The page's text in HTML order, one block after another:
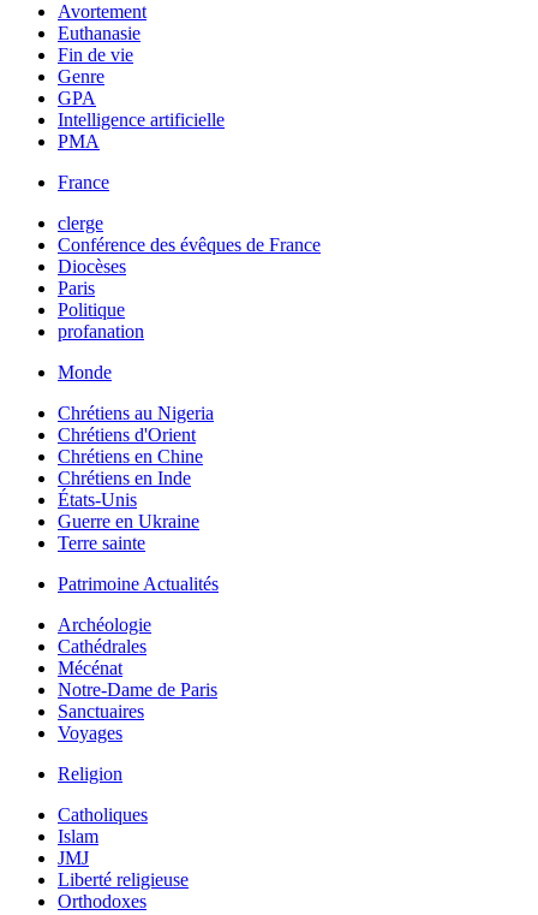
Avortement
Euthanasie
Fin de vie
Genre
GPA
Intelligence artificielle
PMA
France
clerge
Conférence des évêques de France
Diocèses
Paris
Politique
profanation
Monde
Chrétiens au Nigeria
Chrétiens d'Orient
Chrétiens en Chine
Chrétiens en Inde
États-Unis
Guerre en Ukraine
Terre sainte
Patrimoine Actualités
Archéologie
Cathédrales
Mécénat
Notre-Dame de Paris
Sanctuaires
Voyages
Religion
Catholiques
Islam
JMJ
Liberté religieuse
Orthodoxes